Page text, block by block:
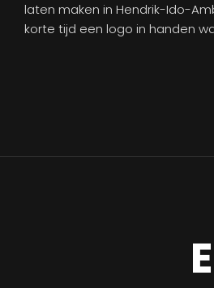
laten maken in Hendrik-Ido-
korte tijd een logo in handen